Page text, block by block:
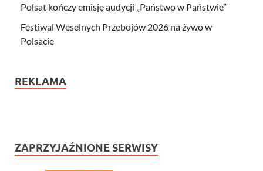
Polsat kończy emisję audycji „Państwo w Państwie”
Festiwal Weselnych Przebojów 2026 na żywo w
Polsacie
REKLAMA
ZAPRZYJAŹNIONE SERWISY